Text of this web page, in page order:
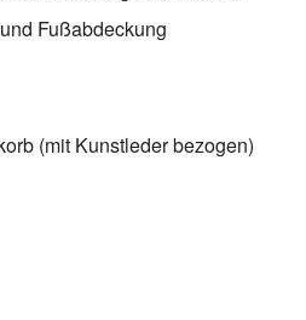
Fußabdeckung
(mit Kunstleder bezogen)